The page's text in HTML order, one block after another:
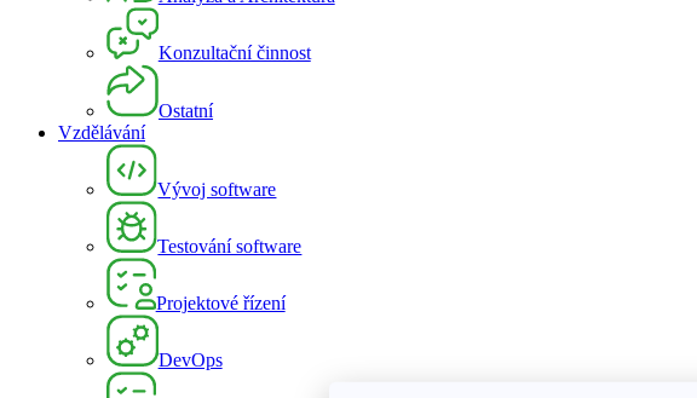
Konzultační činnost
Ostatní
Vzdělávání
Vývoj software
Testování software
Projektové řízení
DevOps